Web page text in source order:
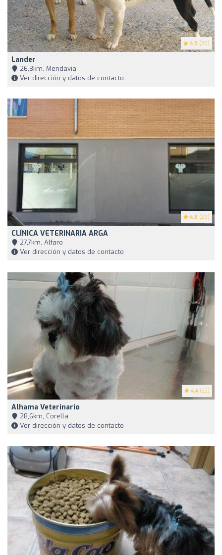
4.9 (25)
Lander
26,3km, Mendavia
Ver dirección y datos de contacto
4.8 (29)
CLÍNICA VETERINARIA ARGA
27,7km, Alfaro
Ver dirección y datos de contacto
4.4 (22)
Alhama Veterinario
28,6km, Corella
Ver dirección y datos de contacto